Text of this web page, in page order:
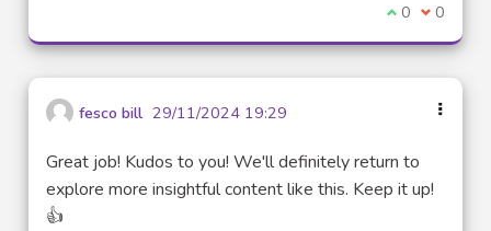
Je suis
0 Je ne
0
fesco bill 29/11/2024 19:29
Great job! Kudos to you! We'll definitely return to
explore more insightful content like this. Keep it up!
👍